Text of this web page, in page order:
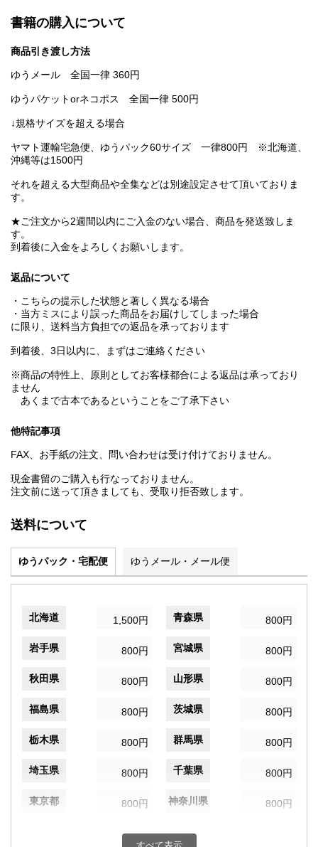
書籍の購入について
商品引き渡し方法
ゆうメール 全国一律 360円
ゆうパケットorネコポス 全国一律 500円
↓規格サイズを超える場合
ヤマト運輸宅急便、ゆうパック60サイズ 一律800円 ※北海道、
沖縄等は1500円
それを超える大型商品や全集などは別途設定させて頂いておりま
す。
★ご注文から2週間以内にご入金のない場合、商品を発送致しま
す。
到着後に入金をよろしくお願いします。
返品について
・こちらの提示した状態と著しく異なる場合
・当方ミスにより誤った商品をお届けしてしまった場合
に限り、送料当方負担での返品を承っております
到着後、3日以内に、まずはご連絡ください
※商品の特性上、原則としてお客様都合による返品は承っており
ません
あくまで古本であるということをご了承下さい
他特記事項
FAX、お手紙の注文、問い合わせは受け付けておりません。
現金書留のご購入も行なっておりません。
注文前に送って頂きましても、受取り拒否致します。
送料について
ゆうパック・宅配便 ゆうメール・メール便
北海道 1,500円 青森県 800円
岩手県 800円 宮城県 800円
秋田県 800円 山形県 800円
福島県 800円 茨城県 800円
栃木県 800円 群馬県 800円
埼玉県 800円 千葉県 800円
東京都 800円 神奈川県 800円
800円 富山県